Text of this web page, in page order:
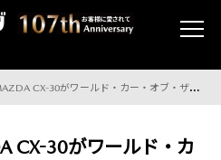
30がワールド・カー・オブ・ザ・イヤーTOP3に選出。
CX-30がワールド・カ